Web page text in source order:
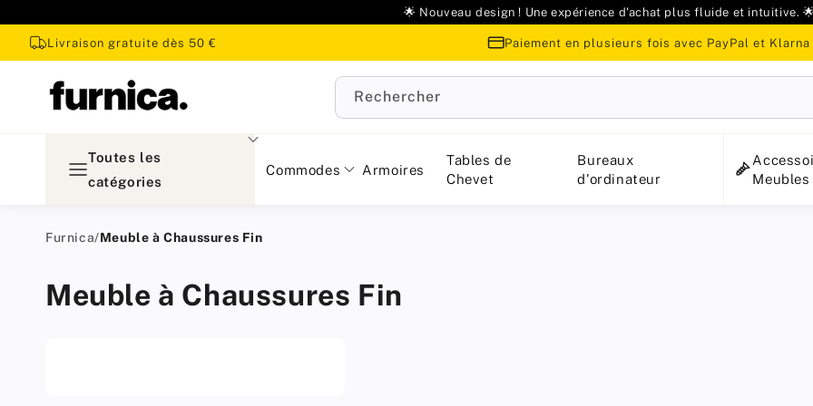
🌟 Nouveau design ! Une expérience d'achat plus fluide et intuitive.
Livraison gratuite dès 50 € Paiement en plusieurs fois avec PayPal et Klarna
Rechercher
Toutes les
catégories
Commodes Armoires
Tables de
Chevet
Bureaux
d'ordinateur
Meubles
Furnica/Meuble à Chaussures Fin
Meuble à Chaussures Fin